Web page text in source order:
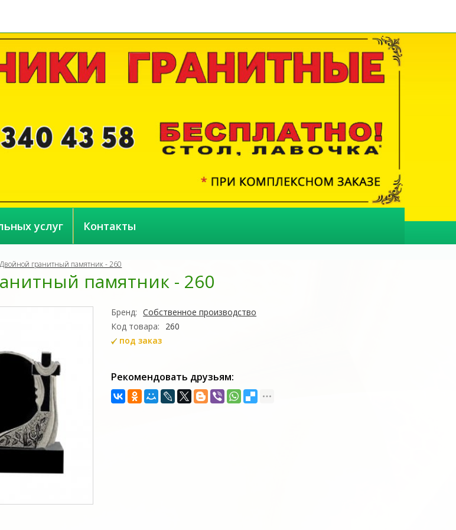
услуг Контакты
Двойной гранитный памятник - 260
памятник - 260
Бренд: Собственное производство
Код товара:
260
под заказ
Рекомендовать друзьям: